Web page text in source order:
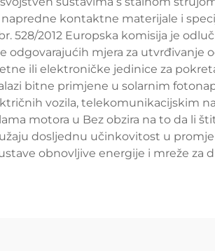
kontaktne materijale i
528/2012 Europska komisija je
odgovarajućih mjera za utvrđivanje
ili elektroničke jedinice za
bitne primjene u solarnim
vozila, telekomunikacijskim
motora u Bez obzira na to da li
dosljednu učinkovitost u
obnovljive energije i mreže